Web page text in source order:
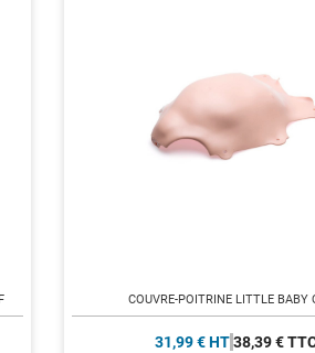
COUVRE-POITRINE LITTLE BABY
31,99 € HT 38,39 €